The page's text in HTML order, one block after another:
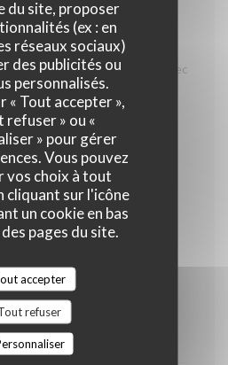
du site, proposer
(ex : en
réseaux sociaux)
des publicités ou
personnalisés.
« Tout accepter »,
refuser » ou «
» pour gérer
Vous pouvez
vos choix à tout
cliquant sur l'icône
un cookie en bas
pages du site.
accepter
refuser
de boeuf
pesto Rosso, pesto Verde,
reste cru à coeur, servi avec
salade verte
24,50 EUR
de 3 fromages
de notre région
10,50 EUR